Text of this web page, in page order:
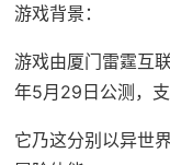
游戏背景：
游戏由厦门雷霆互
年5月29日公测，
它乃这分别以异世